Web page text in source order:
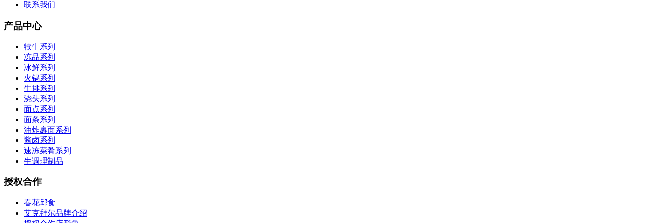
联系我们
产品中心
犊牛系列
冻品系列
冰鲜系列
火锅系列
牛排系列
浇头系列
面点系列
面条系列
油炸裹面系列
酱卤系列
速冻菜肴系列
生调理制品
授权合作
春花邱食
艾克拜尔品牌介绍